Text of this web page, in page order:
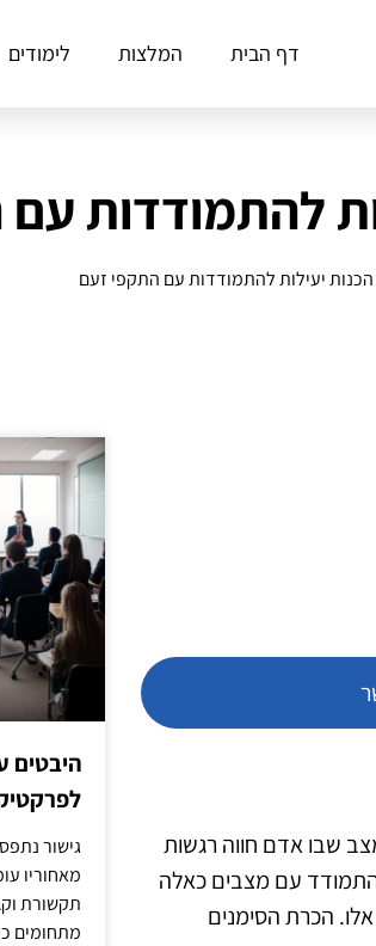
דף הבית המלצות לימודים
להתמודדות
יעילות להתמודדות עם התקפי זעם
שבו אדם חווה רגשות
עם מצבים כאלה
הכרת הסימנים
היבטים
גישור
מאחוריו
תקשורת
מתחומים